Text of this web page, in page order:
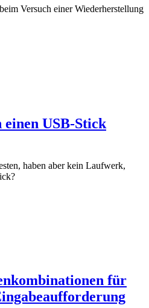
Versuch einer Wiederherstellung
einen USB-Stick
haben aber kein Laufwerk,
für